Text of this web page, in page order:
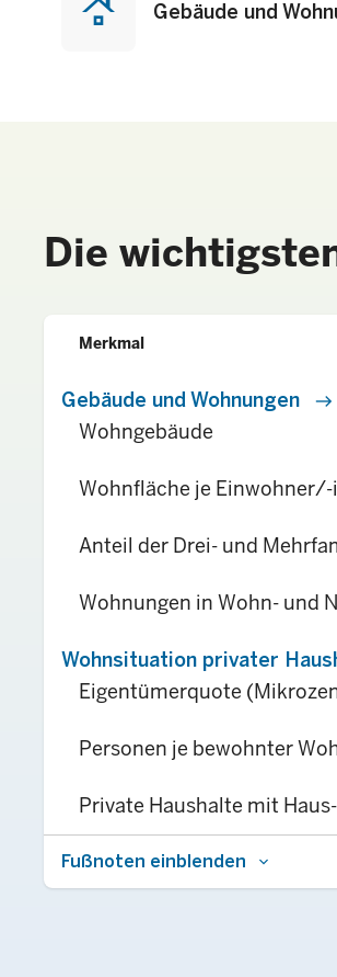
roofing Gebäude und
Die
Merkmal
Gebäude und Wohnungen east
Wohngebäude
Wohnfläche je Einwohner/-
Anteil der Drei- und
Wohnungen in Wohn- und
Wohnsituation privater
Eigentümerquote
Personen je bewohnter
Private Haushalte mit
Fußnoten einblenden